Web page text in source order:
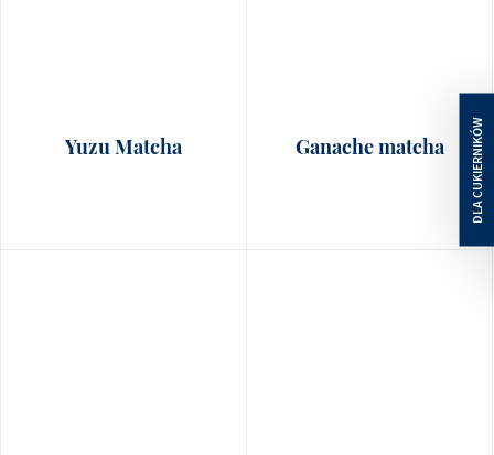
Yuzu Matcha Ganache matcha